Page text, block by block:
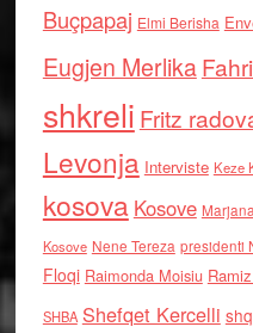
Buçpapaj Elmi Berisha
Eugjen Merlika
shkreli Fritz
Levonja Interviste Keze
kosova Kosove
Kosove Nene Tereza presidenti
Floqi Raimonda Moisiu
SHBA Shefqet Kercelli